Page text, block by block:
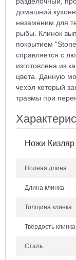
домашний
незаменим для
рыбы. Клинок
покрытием
справляется с
изготовлена из
цвета. Данную
чехол который
травмы при
Ножи Кизляр
Полная длина
Длина клинка
Толщина клинка
Твёрдость клинка
Сталь